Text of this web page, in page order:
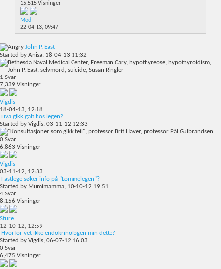
15,515 Visninger
Mod
22-04-13, 09:47
John P. East
Started by Anisa, 18-04-13 11:32
1 Svar
7,339 Visninger
Vigdis
18-04-13, 12:18
Hva gikk galt hos legen?
Started by Vigdis, 03-11-12 12:33
0 Svar
6,863 Visninger
Vigdis
03-11-12, 12:33
Fastlege søker info på "Lommelegen"?
Started by Mumimamma, 10-10-12 19:51
4 Svar
8,156 Visninger
Sture
12-10-12, 12:59
Hvorfor vet ikke endokrinologen min dette?
Started by Vigdis, 06-07-12 16:03
0 Svar
6,475 Visninger